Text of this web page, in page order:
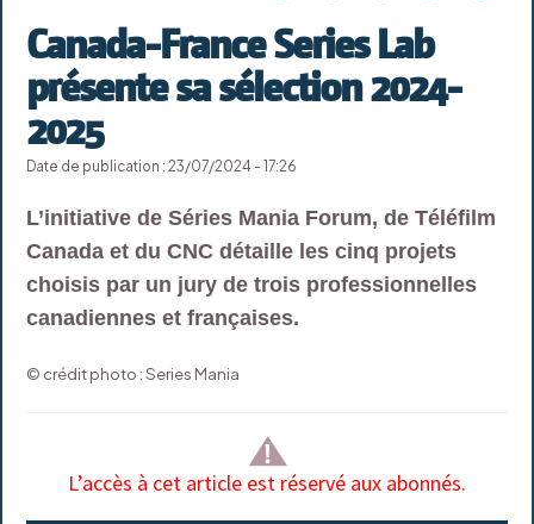
Canada-France Series Lab
présente sa sélection 2024-
2025
Date de publication : 23/07/2024 - 17:26
L’initiative de Séries Mania Forum, de Téléfilm
Canada et du CNC détaille les cinq projets
choisis par un jury de trois professionnelles
canadiennes et françaises.
© crédit photo : Series Mania
L’accès à cet article est réservé aux abonnés.